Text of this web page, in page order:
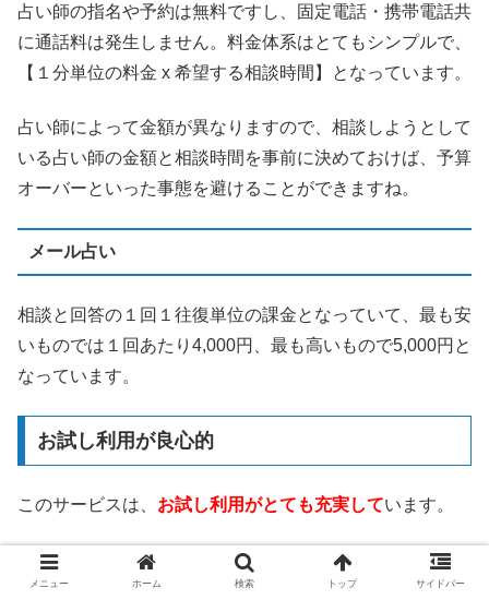
占い師の指名や予約は無料ですし、固定電話・携帯電話共
に通話料は発生しません。料金体系はとてもシンプルで、
【１分単位の料金 x 希望する相談時間】となっています。
占い師によって金額が異なりますので、相談しようとして
いる占い師の金額と相談時間を事前に決めておけば、予算
オーバーといった事態を避けることができますね。
メール占い
相談と回答の１回１往復単位の課金となっていて、最も安
いものでは１回あたり4,000円、最も高いもので5,000円と
なっています。
お試し利用が良心的
このサービスは、 お試し利用がとても充実しています。
3,000円分の無料相談ポイント
メニュー ホーム 検索 トップ サイドバー